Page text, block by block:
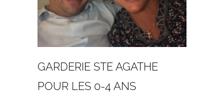
GARDERIE STE AGATHE
POUR LES 0-4 ANS